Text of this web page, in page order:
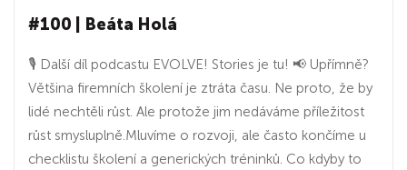
#100 | Beáta Holá
🎙️ Další díl podcastu EVOLVE! Stories je tu! 📢 Upřímně?
Většina firemních školení je ztráta času. Ne proto, že by
lidé nechtěli růst. Ale protože jim nedáváme příležitost
růst smysluplně.Mluvíme o rozvoji, ale často končíme u
checklistu školení a generických tréninků. Co kdyby to